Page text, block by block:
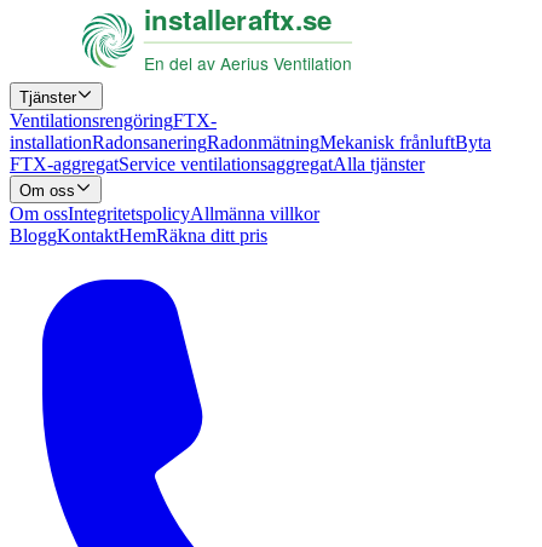
Tjänster
VentilationsrengöringFTX-
installationRadonsaneringRadonmätningMekanisk frånluftByta
FTX-aggregatService ventilationsaggregatAlla tjänster
Om oss
Om ossIntegritetspolicyAllmänna villkor
BloggKontaktHemRäkna ditt pris